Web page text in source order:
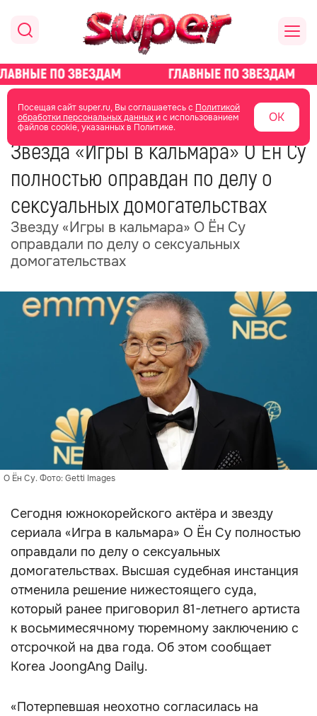
Посещая сайт super.ru, Вы соглашаетесь с Политикой
обработки персональных данныхи с использованием
файлов cookie, указанных в Политике.
ОК
главная новости о звездах новости
11 ноября 2025 12:40
Звезда «Игры в кальмара» О Ён Су
полностью оправдан по делу о
сексуальных домогательствах
Звезду «Игры в кальмара» О Ён Су
оправдали по делу о сексуальных
домогательствах
О Ён Су. Фото: Getti Images
Сегодня южнокорейского актёра и звезду
сериала «Игра в кальмара» О Ён Су полностью
оправдали по делу о сексуальных
домогательствах. Высшая судебная инстанция
отменила решение нижестоящего суда,
который ранее приговорил 81-летнего артиста
к восьмимесячному тюремному заключению с
отсрочкой на два года. Об этом сообщает
Korea JoongAng Daily.
«Потерпевшая неохотно согласилась на